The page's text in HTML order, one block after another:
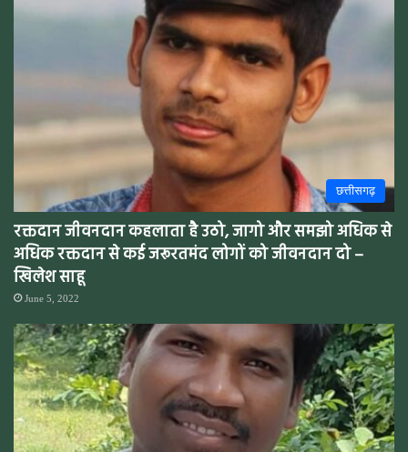
छत्तीसगढ़
रक्तदान जीवनदान कहलाता है उठो, जागो और समझो अधिक से
अधिक रक्तदान से कई जरूरतमंद लोगों को जीवनदान दो –
खिलेश साहू
June 5, 2022